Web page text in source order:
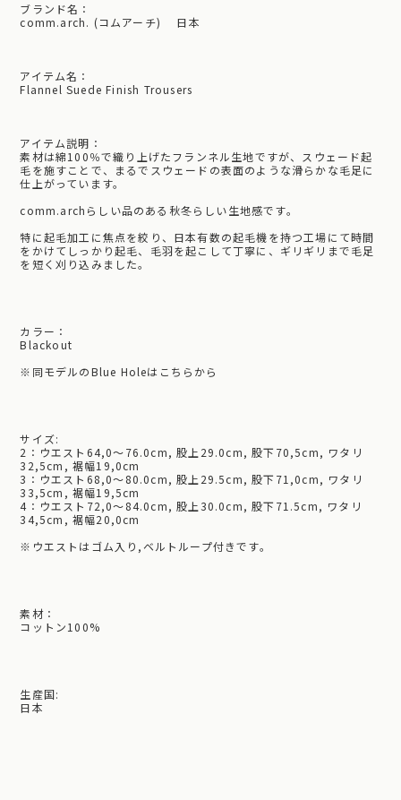
ブランド名：
comm.arch. (コムアーチ) 日本
アイテム名：
Flannel Suede Finish Trousers
アイテム説明：
素材は綿100％で織り上げたフランネル生地ですが、スウェード起
毛を施すことで、まるでスウェードの表面のような滑らかな毛足に
仕上がっています。
comm.archらしい品のある秋冬らしい生地感です。
特に起毛加工に焦点を絞り、日本有数の起毛機を持つ工場にて時間
をかけてしっかり起毛、毛羽を起こして丁寧に、ギリギリまで毛足
を短く刈り込みました。
カラー：
Blackout
※ 同モデルのBlue Holeはこちらから
サイズ:
2：ウエスト64,0～76.0cm, 股上29.0cm, 股下70,5cm, ワタリ
32,5cm, 裾幅19,0cm
3：ウエスト68,0～80.0cm, 股上29.5cm, 股下71,0cm, ワタリ
33,5cm, 裾幅19,5cm
4：ウエスト72,0～84.0cm, 股上30.0cm, 股下71.5cm, ワタリ
34,5cm, 裾幅20,0cm
※ウエストはゴム入り,ベルトループ付きです。
素材：
コットン100%
生産国:
日本